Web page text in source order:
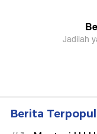
Berita